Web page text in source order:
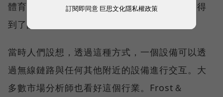
體育場館開發了基於藍牙的無線票務系統，還得
到了諾基亞的支援。
當時人們設想，透過這種方式，一個設備可以透
過無線鏈路與任何其他附近的設備進行交互。大
多數市場分析師也看好這個行業。Frost＆
訂閱即同意 巨思文化隱私權政策